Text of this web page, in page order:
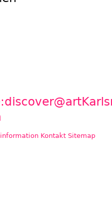
Kontakt Sitemap